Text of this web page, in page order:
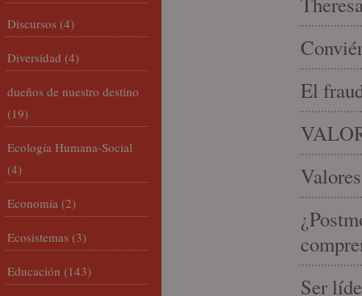
El
Ser
Discursos (4)
Diversidad (4)
dueños de nuestro destino
(19)
Ecología Humana-Social
(4)
Economía (2)
Ecosistemas (3)
Educación (143)